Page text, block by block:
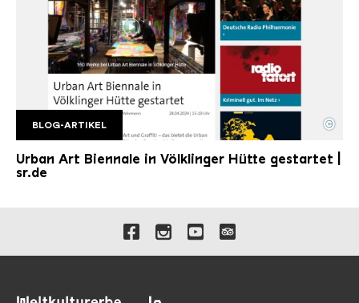
Blogbeitrag UAB SR
Copyright: Saarländischer Rundfunk
©
BLOG-ARTIKEL
Urban Art Biennale in Völklinger Hütte gestartet |
sr.de
Verlinkungen zu unseren